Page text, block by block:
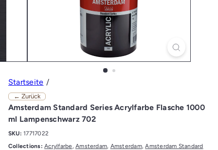
Startseite
← Zurück
Amsterdam Standard Series Acrylfarbe Flasche 1000
ml Lampenschwarz 702
SKU: 17717022
Collections: Acrylfarbe,Amsterdam, Amsterdam,Amsterdam Standard